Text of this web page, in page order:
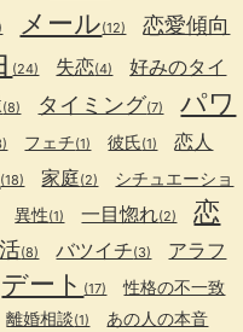
メール(12) 恋愛傾向
(24) 失恋(4)
好みのタイ
(8) タイミング(7)
パワ
フェチ(1) 彼氏(1) 恋人
(18) 家庭(2)
シチュエーショ
異性(1) 一目惚れ(2)
恋
(8) バツイチ(3)
アラフ
デート (17) 性格の不一致
離婚相談(1) あの人の本音